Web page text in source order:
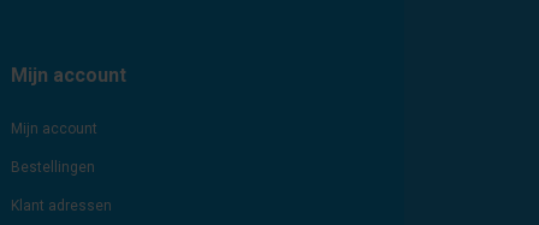
Mijn account
Mijn account
Bestellingen
Klant adressen